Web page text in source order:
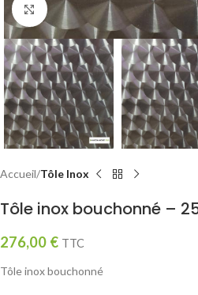
Click to enlarge
Accueil Tôle Inox
Tôle inox bouchonné –
276,00 € TTC
Tôle inox bouchonné